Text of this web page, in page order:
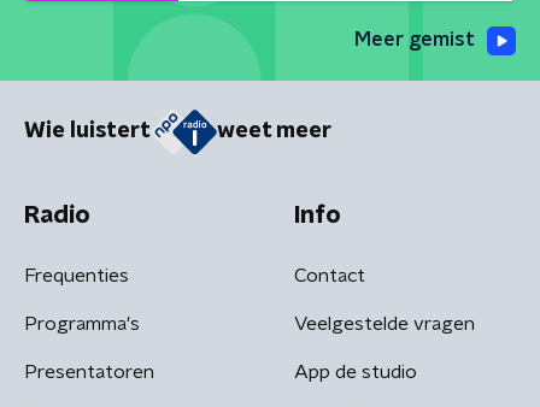
Meer gemist
Wie luistert weet meer
Radio
Frequenties
Programma's
Presentatoren
Info
Contact
Veelgestelde vragen
App de studio